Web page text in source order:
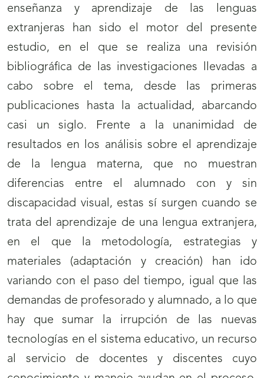
enseñanza y aprendizaje de las lenguas
extranjeras han sido el motor del presente
estudio, en el que se realiza una revisión
bibliográfica de las investigaciones llevadas a
cabo sobre el tema, desde las primeras
publicaciones hasta la actualidad, abarcando
casi un siglo. Frente a la unanimidad de
resultados en los análisis sobre el aprendizaje
de la lengua materna, que no muestran
diferencias entre el alumnado con y sin
discapacidad visual, estas sí surgen cuando se
trata del aprendizaje de una lengua extranjera,
en el que la metodología, estrategias y
materiales (adaptación y creación) han ido
variando con el paso del tiempo, igual que las
demandas de profesorado y alumnado, a lo que
hay que sumar la irrupción de las nuevas
tecnologías en el sistema educativo, un recurso
al servicio de docentes y discentes cuyo